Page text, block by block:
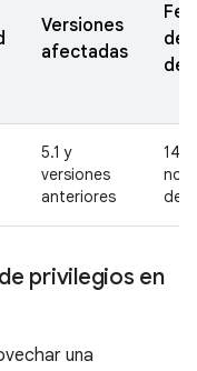
Versiones
afectadas
de
5.1 y
versiones
anteriores
14
de
privilegios en
una